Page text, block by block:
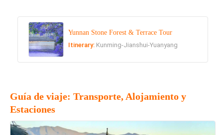
Yunnan Stone Forest & Terrace Tour
Itinerary: Kunming-Jianshui-Yuanyang
Guía de viaje: Transporte, Alojamiento y
Estaciones